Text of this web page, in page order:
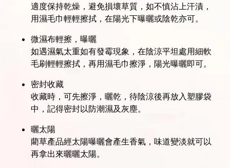
適度保持乾燥，避免損壞草質，如不慎沾上汗漬，
用濕毛巾輕輕擦拭，在陽光下曝曬或陰乾亦可。
微濕布輕擦，曝曬
如遇濕氣太重如有發霉現象，在陰涼平坦處用細軟
毛刷輕輕擦拭，再用濕毛巾擦淨，陽光曝曬即可。
密封收藏
收藏時，可先擦淨，曬乾，待陰涼後再放入塑膠袋
中，記得密封以防潮濕及灰塵。
曬太陽
藺草產品經太陽曝曬會產生香氣，味道變淡就可以
再拿出來曬曬太陽。